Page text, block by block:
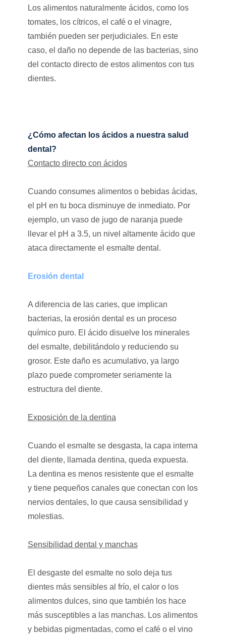
Los alimentos naturalmente ácidos, como los
tomates, los cítricos, el café o el vinagre,
también pueden ser perjudiciales. En este
caso, el daño no depende de las bacterias, sino
del contacto directo de estos alimentos con tus
dientes.
¿Cómo afectan los ácidos a nuestra salud
dental?
Contacto directo con ácidos
Cuando consumes alimentos o bebidas ácidas,
el pH en tu boca disminuye de inmediato. Por
ejemplo, un vaso de jugo de naranja puede
llevar el pH a 3.5, un nivel altamente ácido que
ataca directamente el esmalte dental.
Erosión dental
A diferencia de las caries, que implican
bacterias, la erosión dental es un proceso
químico puro. El ácido disuelve los minerales
del esmalte, debilitándolo y reduciendo su
grosor. Este daño es acumulativo, ya largo
plazo puede comprometer seriamente la
estructura del diente.
Exposición de la dentina
Cuando el esmalte se desgasta, la capa interna
del diente, llamada dentina, queda expuesta.
La dentina es menos resistente que el esmalte
y tiene pequeños canales que conectan con los
nervios dentales, lo que causa sensibilidad y
molestias.
Sensibilidad dental y manchas
El desgaste del esmalte no solo deja tus
dientes más sensibles al frío, el calor o los
alimentos dulces, sino que también los hace
más susceptibles a las manchas. Los alimentos
y bebidas pigmentadas, como el café o el vino